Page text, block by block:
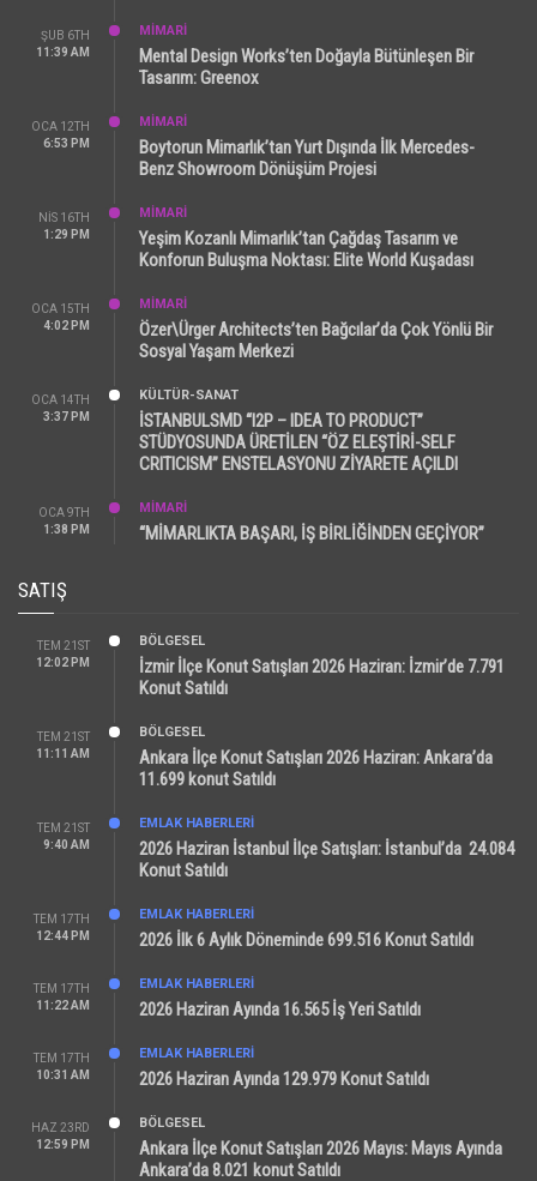
ŞUB 6TH
11:39 AM
MİMARİ
Mental Design Works’ten Doğayla Bütünleşen Bir
Tasarım: Greenox
OCA 12TH
6:53 PM
MİMARİ
Boytorun Mimarlık’tan Yurt Dışında İlk Mercedes-
Benz Showroom Dönüşüm Projesi
NIS 16TH
1:29 PM
MİMARİ
Yeşim Kozanlı Mimarlık’tan Çağdaş Tasarım ve
Konforun Buluşma Noktası: Elite World Kuşadası
OCA 15TH
4:02 PM
MİMARİ
Özer\Ürger Architects’ten Bağcılar’da Çok Yönlü Bir
Sosyal Yaşam Merkezi
OCA 14TH
3:37 PM
KÜLTÜR-SANAT
İSTANBULSMD “I2P – IDEA TO PRODUCT”
STÜDYOSUNDA ÜRETİLEN “ÖZ ELEŞTİRİ-SELF
CRITICISM” ENSTELASYONU ZİYARETE AÇILDI
OCA 9TH
1:38 PM
MİMARİ
“MİMARLIKTA BAŞARI, İŞ BİRLİĞİNDEN GEÇİYOR”
SATIŞ
TEM 21ST
12:02 PM
BÖLGESEL
İzmir İlçe Konut Satışları 2026 Haziran: İzmir’de 7.791
Konut Satıldı
TEM 21ST
11:11 AM
BÖLGESEL
Ankara İlçe Konut Satışları 2026 Haziran: Ankara’da
11.699 konut Satıldı
TEM 21ST
9:40 AM
EMLAK HABERLERI
2026 Haziran İstanbul İlçe Satışları: İstanbul’da 24.084
Konut Satıldı
TEM 17TH
12:44 PM
EMLAK HABERLERI
2026 İlk 6 Aylık Döneminde 699.516 Konut Satıldı
TEM 17TH
11:22 AM
EMLAK HABERLERI
2026 Haziran Ayında 16.565 İş Yeri Satıldı
TEM 17TH
10:31 AM
EMLAK HABERLERI
2026 Haziran Ayında 129.979 Konut Satıldı
HAZ 23RD
12:59 PM
BÖLGESEL
Ankara İlçe Konut Satışları 2026 Mayıs: Mayıs Ayında
Ankara’da 8.021 konut Satıldı